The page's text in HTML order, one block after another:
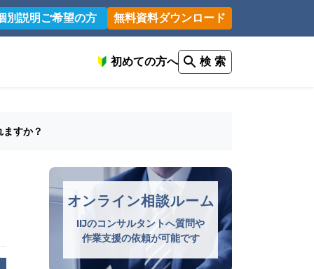
別説明ご希望の方 無料資料ダウンロード
初めての方へ 検 索
すか？
オンライン相談ルーム
IIJのコンサルタントへ質問や
作業支援の依頼が可能です